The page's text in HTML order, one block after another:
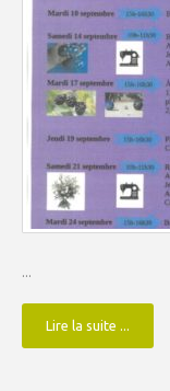
...
Lire la suite ...